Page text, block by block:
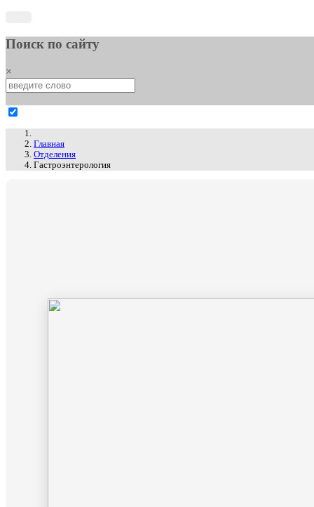
Поиск по сайту
×
Главная
Отделения
Гастроэнтерология